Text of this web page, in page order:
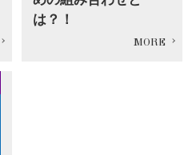
は？！